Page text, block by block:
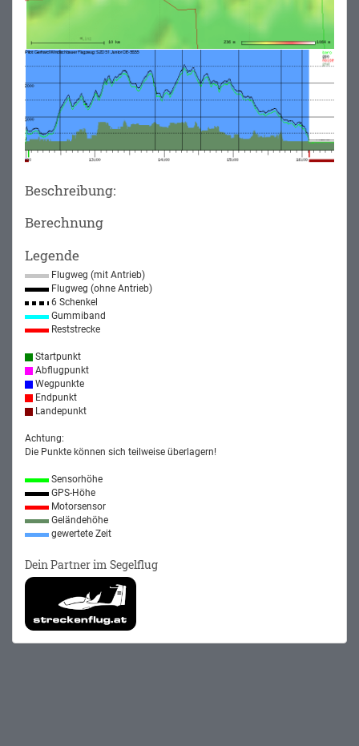
Beschreibung:
Berechnung
Legende
Flugweg (mit Antrieb)
Flugweg (ohne Antrieb)
6 Schenkel
Gummiband
Reststrecke
Startpunkt
Abflugpunkt
Wegpunkte
Endpunkt
Landepunkt
Achtung:
Die Punkte können sich teilweise überlagern!
Sensorhöhe
GPS-Höhe
Motorsensor
Geländehöhe
gewertete Zeit
Dein Partner im Segelflug